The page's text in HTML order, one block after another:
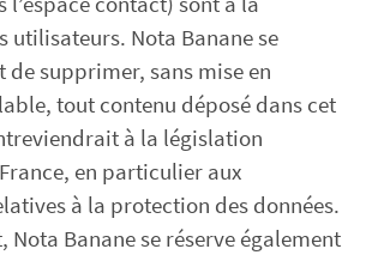
utilisateurs. Nota Banane se
de supprimer, sans mise en
tout contenu déposé dans cet
à la législation
en particulier aux
à la protection des données.
Nota Banane se réserve également